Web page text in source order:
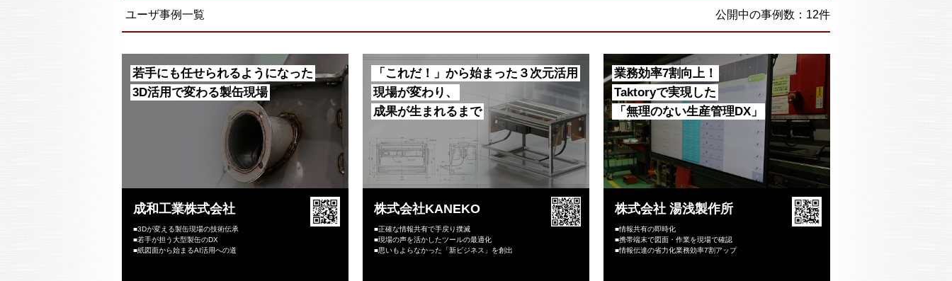
ユーザ事例一覧 公開中の事例数：12件
若手にも任せられるようになった
3D活用で変わる製缶現場
成和工業株式会社
■3Dが変える製缶現場の技術伝承
■若手が担う大型製缶のDX
■紙図面から始まるAI活用への道
「これだ！」から始まった３次元活用
現場が変わり、
成果が生まれるまで
株式会社KANEKO
■正確な情報共有で手戻り撲滅
■現場の声を活かしたツールの最適化
■思いもよらなかった「新ビジネス」を創出
業務効率7割向上！
Taktoryで実現した
「無理のない生産管理DX」
株式会社 湯浅製作所
■情報共有の即時化
■携帯端末で図面・作業を現場で確認
■情報伝達の省力化業務効率7割アップ